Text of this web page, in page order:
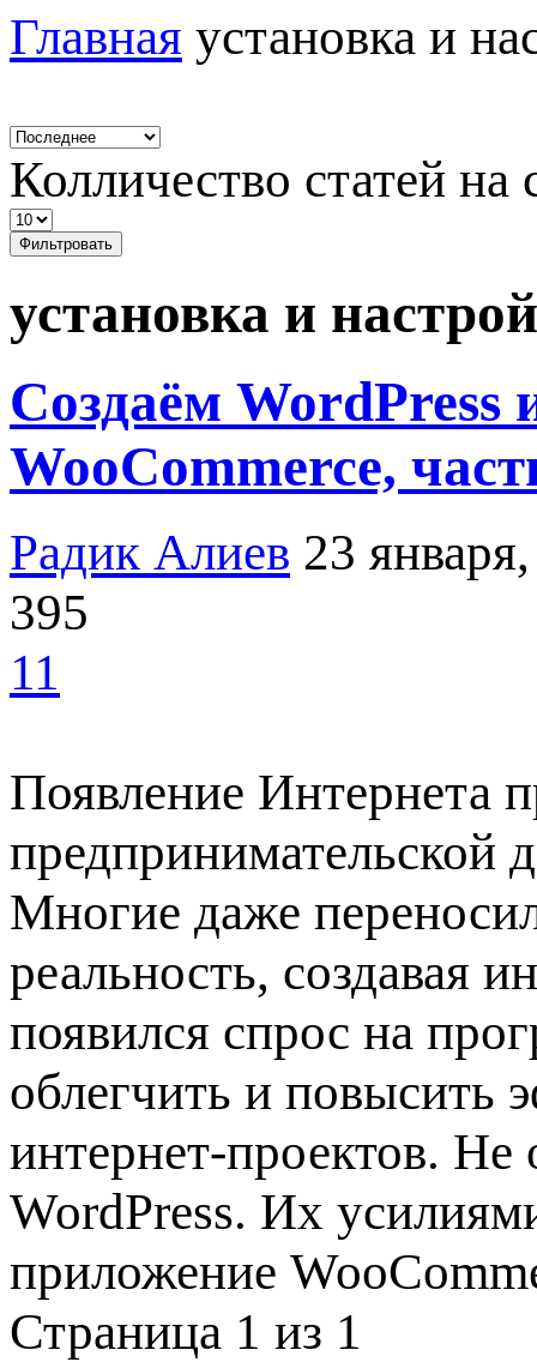
Главная установка и
Колличество статей на
Фильтровать
установка и
Создаём WordPress
WooCommerce,
Радик Алиев 23
395
11
Появление Интернета
предпринимательской
Многие даже
реальность, создавая
появился спрос на
облегчить и повысить
интернет-проектов. Не
WordPress. Их
приложение
Страница 1 из 1